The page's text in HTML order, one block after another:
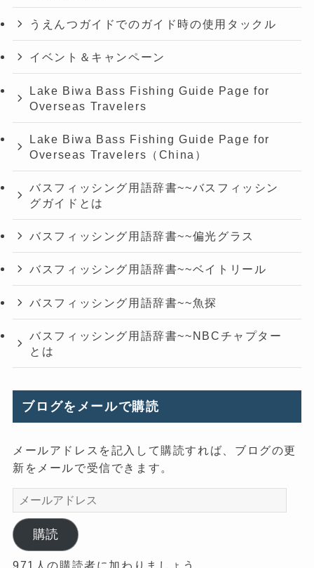
うえんつガイドでのガイド時の使用タックル
イベント＆キャンペーン
Lake Biwa Bass Fishing Guide Page for
Overseas Travelers
Lake Biwa Bass Fishing Guide Page for
Overseas Travelers（China）
バスフィッシング用語辞書~~バスフィッシン
グガイドとは
バスフィッシング用語辞書~~偏光グラス
バスフィッシング用語辞書~~ベイトリール
バスフィッシング用語辞書~~魚探
バスフィッシング用語辞書~~NBCチャプター
とは
ブログをメールで購読
メールアドレスを記入して購読すれば、ブログの更
新をメールで受信できます。
メ
ー
ル
ア
購読
971人の購読者に加わりましょう